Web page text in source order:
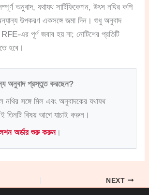
অনুবাদ, যথাযথ সার্টিফিকেশন, উৎস নথির কপি
উপকরণ একসঙ্গে জমা দিন। শুধু অনুবাদ
এর পূর্ণ জবাব হয় না; নোটিশের প্রতিটি
হবে।
অনুবাদ প্রস্তুত করছেন?
নথির সঙ্গে মিল এবং অনুবাদকের যথাযথ
তিনটি বিষয় আগে যাচাই করুন।
অর্ডার শুরু করুন।
NEXT